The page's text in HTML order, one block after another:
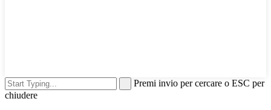
Premi invio per cercare o ESC per
chiudere